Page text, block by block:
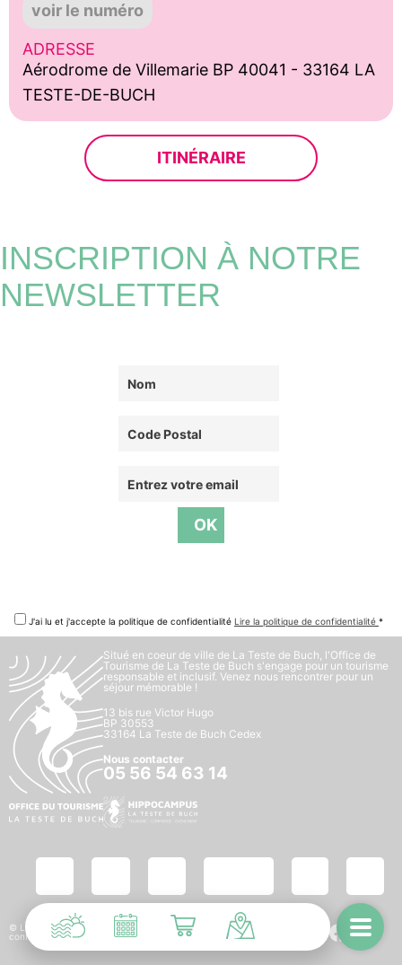
voir le numéro
ADRESSE
Aérodrome de Villemarie BP 40041 - 33164 LA
TESTE-DE-BUCH
ITINÉRAIRE
INSCRIPTION À NOTRE
NEWSLETTER
J'ai lu et j'accepte la politique de confidentialité Lire la politique de confidentialité *
Situé en coeur de ville de La Teste de Buch, l'Office de
Tourisme de La Teste de Buch s'engage pour un tourisme
responsable et inclusif. Venez nous rencontrer pour un
séjour mémorable !
13 bis rue Victor Hugo
BP 30553
33164 La Teste de Buch Cedex
Nous contacter
05 56 54 63 14
© La Teste de Buch - Mentions légales-Politique de
confidentialité- création :Compos’it